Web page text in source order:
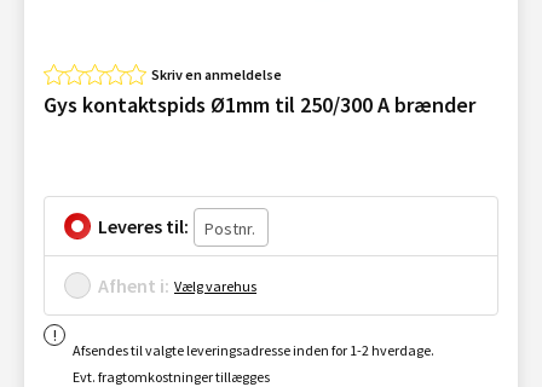
Skriv en anmeldelse
Gys kontaktspids Ø1mm til 250/300 A brænder
Leveres til:
Afhent i: Vælg varehus
Afsendes til valgte leveringsadresse inden for 1-2 hverdage.
Evt. fragtomkostninger tillægges